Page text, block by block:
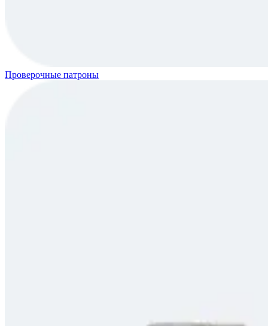
Проверочные патроны